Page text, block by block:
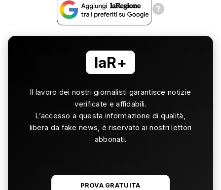
laR+
Il lavoro dei nostri giornalisti garantisce notizie
verificate e affidabili.
L’accesso a questa informazione di qualità,
libera da fake news, è riservato ai nostri lettori
abbonati.
PROVA GRATUITA